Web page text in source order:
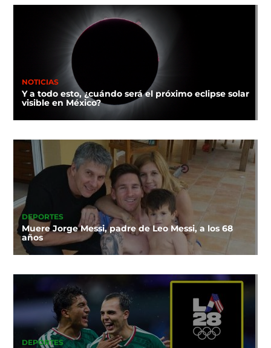
NOTICIAS
Y a todo esto, ¿cuándo será el próximo eclipse solar
visible en México?
DEPORTES
Muere Jorge Messi, padre de Leo Messi, a los 68
años
DEPORTES